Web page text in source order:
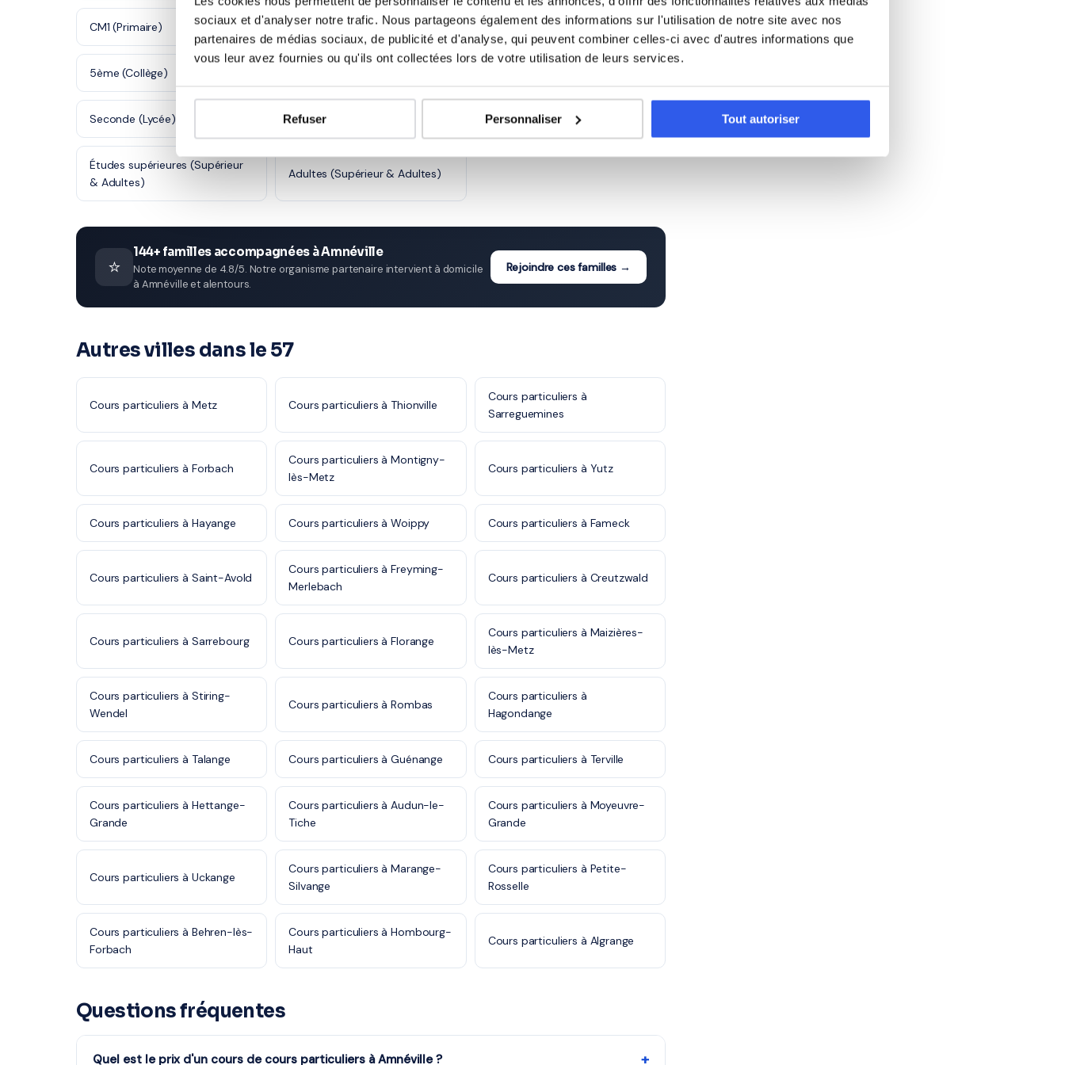
sociaux et d'analyser notre trafic. Nous partageons également des informations sur l'utilisation de notre site avec nos
partenaires de médias sociaux, de publicité et d'analyse, qui peuvent combiner celles-ci avec d'autres informations que
vous leur avez fournies ou qu'ils ont collectées lors de votre utilisation de leurs services.
Refuser Personnaliser Tout autoriser
CM1 (Primaire) CM2 (Primaire) 6ème (Collège)
5ème (Collège)
Seconde (Lycée) Première (Lycée) Terminale (Lycée)
Études supérieures (Supérieur
& Adultes)
Adultes (Supérieur & Adultes)
⭐
144+ familles accompagnées à Amnéville
Note moyenne de 4.8/5. Notre organisme partenaire intervient à domicile
à Amnéville et alentours.
Rejoindre ces familles →
Autres villes dans le 57
Cours particuliers à Metz Cours particuliers à Thionville
Cours particuliers à
Sarreguemines
Cours particuliers à Forbach
Cours particuliers à Montigny-
lès-Metz
Cours particuliers à Yutz
Cours particuliers à Hayange Cours particuliers à Woippy Cours particuliers à Fameck
Cours particuliers à Saint-Avold
Cours particuliers à Freyming-
Merlebach
Cours particuliers à Creutzwald
Cours particuliers à Sarrebourg Cours particuliers à Florange
Cours particuliers à Maizières-
lès-Metz
Cours particuliers à Stiring-
Wendel
Cours particuliers à Rombas
Cours particuliers à
Hagondange
Cours particuliers à Talange Cours particuliers à Guénange Cours particuliers à Terville
Cours particuliers à Hettange-
Grande
Cours particuliers à Audun-le-
Tiche
Cours particuliers à Moyeuvre-
Grande
Cours particuliers à Uckange
Cours particuliers à Marange-
Silvange
Cours particuliers à Petite-
Rosselle
Cours particuliers à Behren-lès-
Forbach
Cours particuliers à Hombourg-
Haut
Cours particuliers à Algrange
Questions fréquentes
Quel est le prix d'un cours de cours particuliers à Amnéville ? +